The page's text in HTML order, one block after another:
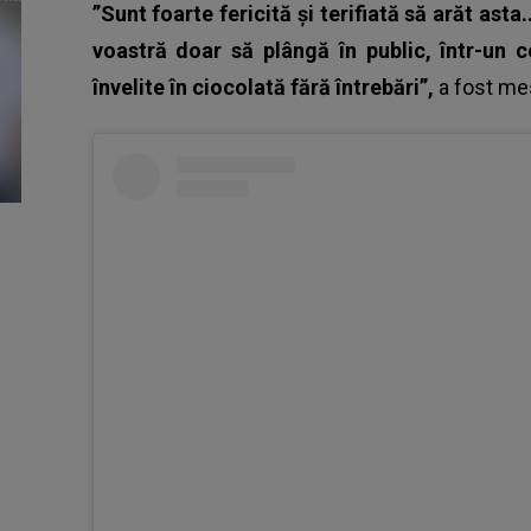
”Sunt foarte fericită și terifiată să arăt
voastră doar să plângă în public, într-un
învelite în ciocolată fără întrebări”, a fost